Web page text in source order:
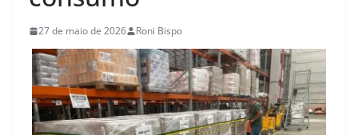
27 de maio de 2026 Roni Bispo